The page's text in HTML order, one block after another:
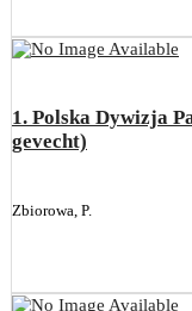
1. Polska Dywizja
gevecht)
Zbiorowa, P.